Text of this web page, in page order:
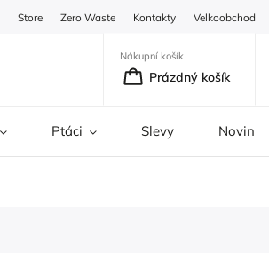
Store Zero Waste Kontakty Velkoobchod
Nákupní košík
Prázdný košík
Ptáci Slevy Novinky